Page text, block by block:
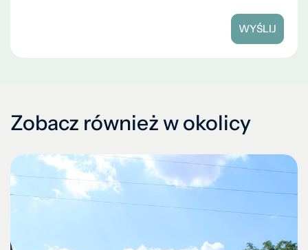
WYŚLIJ
Zobacz również w okolicy